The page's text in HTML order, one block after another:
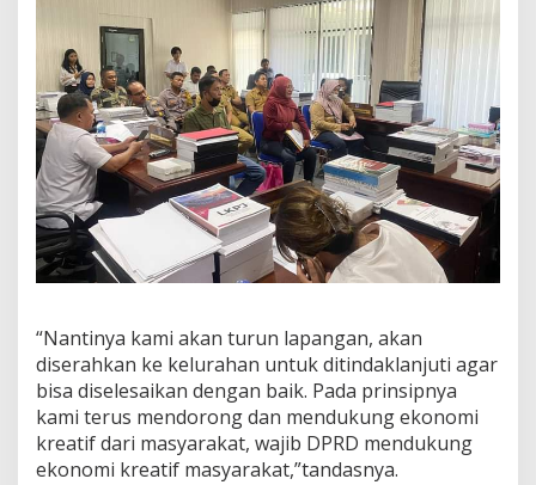
“Nantinya kami akan turun lapangan, akan
diserahkan ke kelurahan untuk ditindaklanjuti agar
bisa diselesaikan dengan baik. Pada prinsipnya
kami terus mendorong dan mendukung ekonomi
kreatif dari masyarakat, wajib DPRD mendukung
ekonomi kreatif masyarakat,”tandasnya.